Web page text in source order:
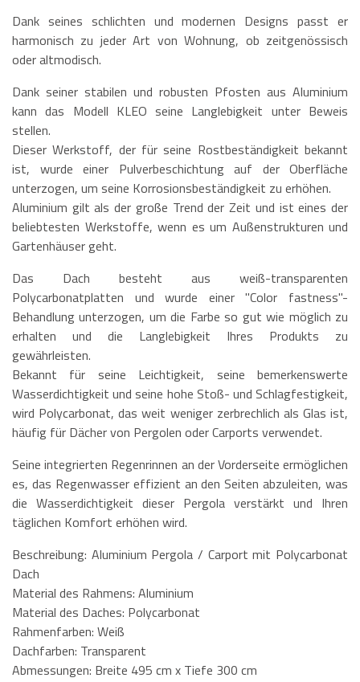
Dank seines schlichten und modernen Designs passt er
harmonisch zu jeder Art von Wohnung, ob zeitgenössisch
oder altmodisch.
Dank seiner stabilen und robusten Pfosten aus Aluminium
kann das Modell KLEO seine Langlebigkeit unter Beweis
stellen.
Dieser Werkstoff, der für seine Rostbeständigkeit bekannt
ist, wurde einer Pulverbeschichtung auf der Oberfläche
unterzogen, um seine Korrosionsbeständigkeit zu erhöhen.
Aluminium gilt als der große Trend der Zeit und ist eines der
beliebtesten Werkstoffe, wenn es um Außenstrukturen und
Gartenhäuser geht.
Das Dach besteht aus weiß-transparenten
Polycarbonatplatten und wurde einer "Color fastness"-
Behandlung unterzogen, um die Farbe so gut wie möglich zu
erhalten und die Langlebigkeit Ihres Produkts zu
gewährleisten.
Bekannt für seine Leichtigkeit, seine bemerkenswerte
Wasserdichtigkeit und seine hohe Stoß- und Schlagfestigkeit,
wird Polycarbonat, das weit weniger zerbrechlich als Glas ist,
häufig für Dächer von Pergolen oder Carports verwendet.
Seine integrierten Regenrinnen an der Vorderseite ermöglichen
es, das Regenwasser effizient an den Seiten abzuleiten, was
die Wasserdichtigkeit dieser Pergola verstärkt und Ihren
täglichen Komfort erhöhen wird.
Beschreibung: Aluminium Pergola / Carport mit Polycarbonat
Dach
Material des Rahmens: Aluminium
Material des Daches: Polycarbonat
Rahmenfarben: Weiß
Dachfarben: Transparent
Abmessungen: Breite 495 cm x Tiefe 300 cm